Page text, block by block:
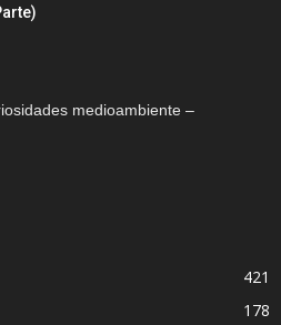
medioambiente –
421
178